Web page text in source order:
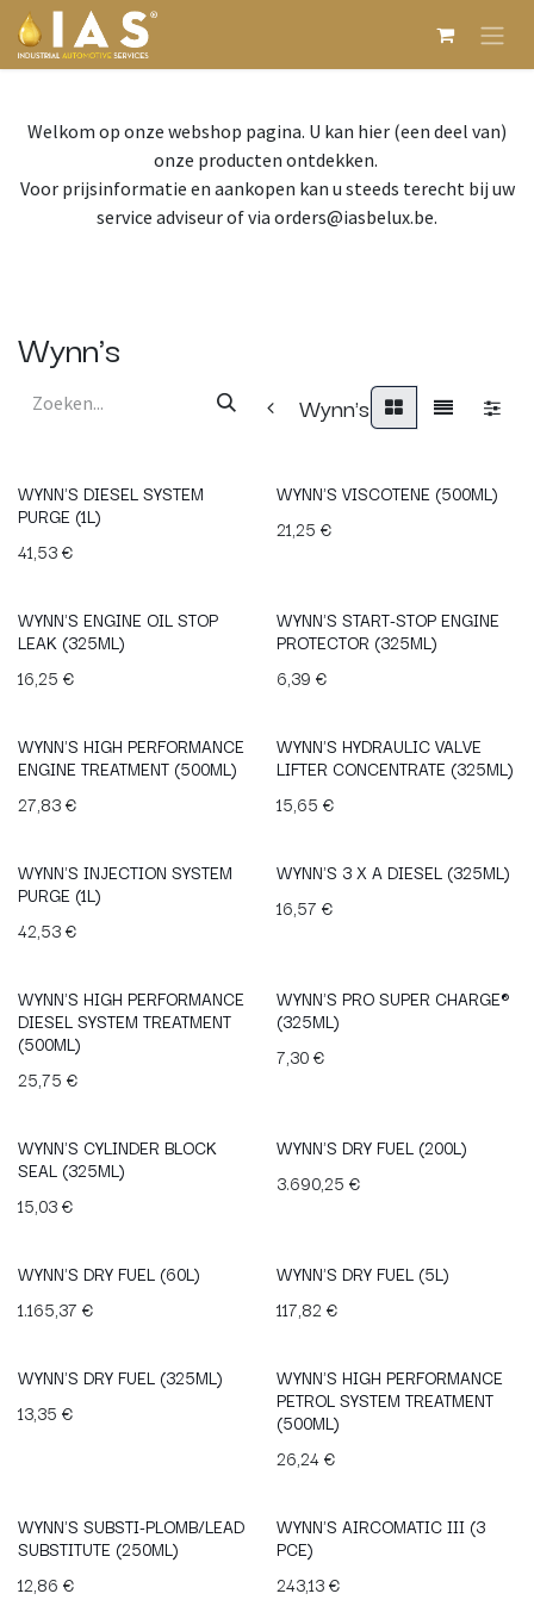
Overslaan naar inhoud
Welkom op onze webshop pagina. U kan hier (een deel van)
onze producten ontdekken.
Voor prijsinformatie en aankopen kan u steeds terecht bij uw
service adviseur of via orders@iasbelux.be.
Wynn's
Wynn's
WYNN'S DIESEL SYSTEM
PURGE (1L)
41,53€
WYNN'S VISCOTENE (500ML)
21,25 €
WYNN'S ENGINE OIL STOP
LEAK (325ML)
16,25 €
WYNN'S START-STOP ENGINE
PROTECTOR (325ML)
6,39 €
WYNN'S HIGH PERFORMANCE
ENGINE TREATMENT (500ML)
27,83€
WYNN'S HYDRAULIC VALVE
LIFTER CONCENTRATE (325ML)
15,65 €
WYNN'S INJECTION SYSTEM
PURGE (1L)
42,53€
WYNN'S 3 X A DIESEL (325ML)
16,57 €
WYNN'S HIGH PERFORMANCE
DIESEL SYSTEM TREATMENT
(500ML)
25,75 €
WYNN'S PRO SUPER CHARGE®
(325ML)
7,30€
WYNN'S CYLINDER BLOCK
SEAL (325ML)
15,03€
WYNN'S DRY FUEL (200L)
3.690,25 €
WYNN'S DRY FUEL (60L)
1.165,37 €
WYNN'S DRY FUEL (5L)
117,82 €
WYNN'S DRY FUEL (325ML)
13,35 €
WYNN'S HIGH PERFORMANCE
PETROL SYSTEM TREATMENT
(500ML)
26,24€
WYNN'S SUBSTI-PLOMB/LEAD
SUBSTITUTE (250ML)
12,86 €
WYNN'S AIRCOMATIC III (3
PCE)
243,13€